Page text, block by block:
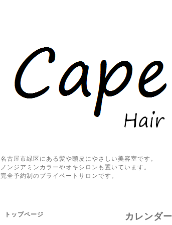
名古屋市緑区にある髪や頭皮にやさしい美容室です。
ノンジアミンカラーやオキシロンも置いています。
完全予約制のプライベートサロンです。
カレンダー
トップページ